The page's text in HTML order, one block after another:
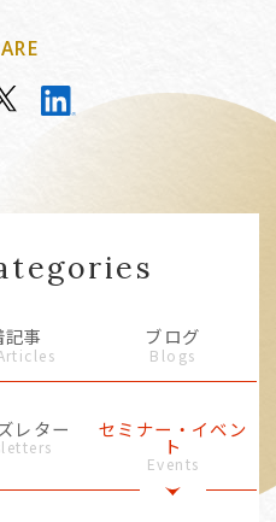
記事 ブログ
Blogs
レター セミナー・イベン
ト
Events